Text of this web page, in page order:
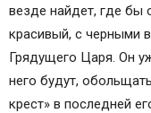
везде найдет, где бы
красивый, с черными
Грядущего Царя. Он
него будут,
крест» в последней